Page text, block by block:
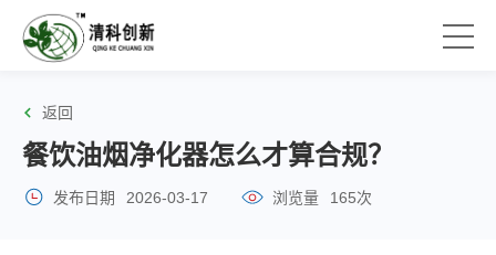
返回
餐饮油烟净化器怎么才算合规？
发布日期 2026-03-17 浏览量 165次